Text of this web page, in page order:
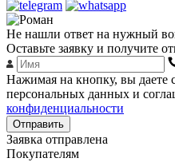
Не нашли ответ на нужный
Оставьте заявку и получите
Нажимая на кнопку, вы даете
персональных данных и
конфиденциальности
Отправить
Заявка отправлена
Покупателям